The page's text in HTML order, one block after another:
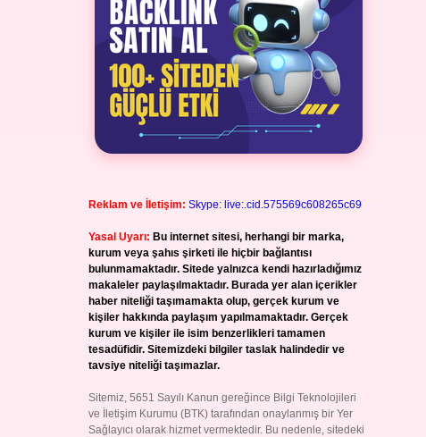
Reklam ve İletişim: Skype: live:.cid.575569c608265c69
Yasal Uyarı: Bu internet sitesi, herhangi bir marka,
kurum veya şahıs şirketi ile hiçbir bağlantısı
bulunmamaktadır. Sitede yalnızca kendi hazırladığımız
makaleler paylaşılmaktadır. Burada yer alan içerikler
haber niteliği taşımamakta olup, gerçek kurum ve
kişiler hakkında paylaşım yapılmamaktadır. Gerçek
kurum ve kişiler ile isim benzerlikleri tamamen
tesadüfidir. Sitemizdeki bilgiler taslak halindedir ve
tavsiye niteliği taşımazlar.
Sitemiz, 5651 Sayılı Kanun gereğince Bilgi Teknolojileri
ve İletişim Kurumu (BTK) tarafından onaylanmış bir Yer
Sağlayıcı olarak hizmet vermektedir. Bu nedenle, sitedeki